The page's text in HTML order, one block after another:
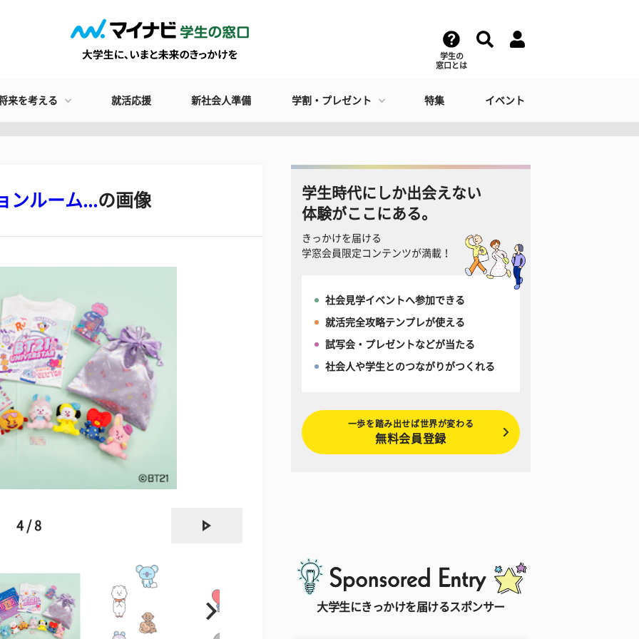
学生の
窓口とは
来を考える 就活応援 新社会人準備 学割・プレゼント 特集 イベント
ンルーム...の画像
4 / 8
学生時代にしか出会えない
体験がここにある。
きっかけを届ける
学窓会員限定コンテンツが満載！
社会見学イベントへ参加できる
就活完全攻略テンプレが使える
試写会・プレゼントなどが当たる
社会人や学生とのつながりがつくれる
一歩を踏み出せば世界が変わる
無料会員登録
大学生にきっかけを届けるスポンサー